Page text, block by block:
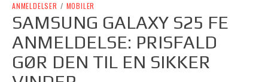
ANMELDELSER / MOBILER
SAMSUNG GALAXY S25 FE
ANMELDELSE: PRISFALD
GØR DEN TIL EN SIKKER